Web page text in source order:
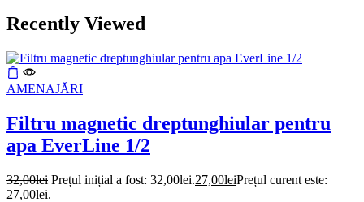
Recently Viewed
AMENAJĂRI
Filtru magnetic dreptunghiular pentru
apa EverLine 1/2
32,00lei Prețul inițial a fost: 32,00lei.27,00leiPrețul curent este:
27,00lei.